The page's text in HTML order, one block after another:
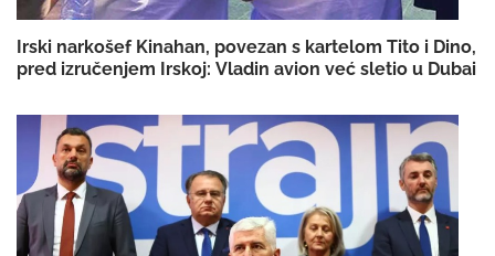
Irski narkošef Kinahan, povezan s kartelom Tito i Dino,
pred izručenjem Irskoj: Vladin avion već sletio u Dubai